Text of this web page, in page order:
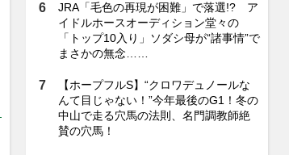
JRA「毛色の再現が困難」で落選!? ア
イドルホースオーディション堂々の
「トップ10入り」ソダシ母が“諸事情”で
まさかの無念……
【ホープフルS】“クロワデュノールな
んて目じゃない！”今年最後のG1！冬の
中山で走る穴馬の法則、名門調教師絶
賛の穴馬！